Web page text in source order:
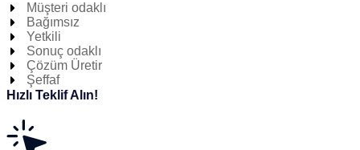
Müşteri odaklı
Bağımsız
Yetkili
Sonuç odaklı
Çözüm Üretir
Şeffaf
Hızlı Teklif Alın!